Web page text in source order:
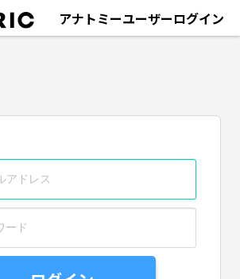
アナトミーユーザーログイン